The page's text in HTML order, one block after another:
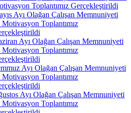
Toplantımız Gerçekleştirildi
Ayı Olağan Çalışan Memnuniyeti
Motivasyon Toplantımız
Ayı Olağan Çalışan Memnuniyeti
Motivasyon Toplantımız
Ayı Olağan Çalışan Memnuniyeti
Motivasyon Toplantımız
Ayı Olağan Çalışan Memnuniyeti
Motivasyon Toplantımız